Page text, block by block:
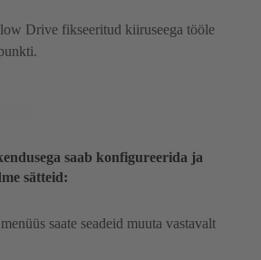
Drive fikseeritud kiiruseega tööle
saab konfigureerida ja
sätteid:
saate seadeid muuta vastavalt